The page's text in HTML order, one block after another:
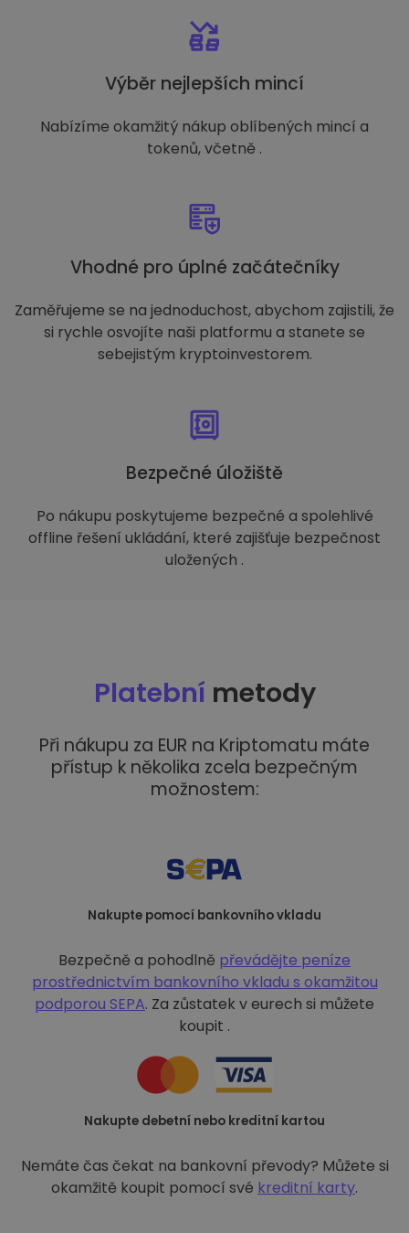
Výběr nejlepších mincí
Nabízíme okamžitý nákup oblíbených mincí a
tokenů, včetně .
Vhodné pro úplné začátečníky
Zaměřujeme se na jednoduchost, abychom zajistili, že
si rychle osvojíte naši platformu a stanete se
sebejistým kryptoinvestorem.
Bezpečné úložiště
Po nákupu poskytujeme bezpečné a spolehlivé
offline řešení ukládání, které zajišťuje bezpečnost
uložených .
Platební metody
Při nákupu za EUR na Kriptomatu máte
přístup k několika zcela bezpečným
možnostem:
Nakupte pomocí bankovního vkladu
Bezpečně a pohodlně převádějte peníze
prostřednictvím bankovního vkladu s okamžitou
podporou SEPA. Za zůstatek v eurech si můžete
koupit .
Nakupte debetní nebo kreditní kartou
Nemáte čas čekat na bankovní převody? Můžete si
okamžitě koupit pomocí své kreditní karty.